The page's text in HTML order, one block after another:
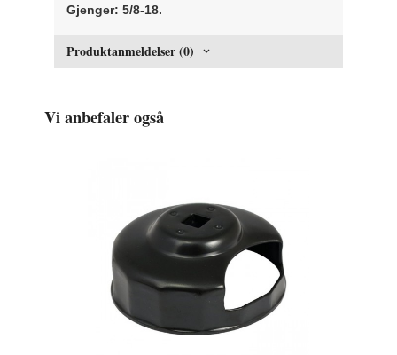
Gjenger: 5/8-18.
Produktanmeldelser (0)
Vi anbefaler også